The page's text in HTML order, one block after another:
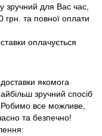
зручний для Вас час,
грн. та повної оплати
оплачується
якомога
зручний спосіб
все можливе,
та безпечно!